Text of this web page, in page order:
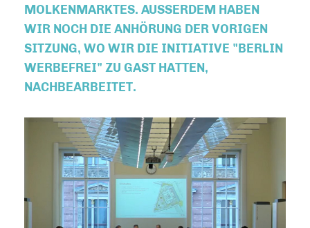
MOLKENMARKTES. AUSSERDEM HABEN W
IR NOCH DIE ANHÖRUNG DER VORIGEN S
ITZUNG, WO WIR DIE INITIATIVE "BERLIN W
ERBEFREI" ZU GAST HATTEN, N
ACHBEARBEITET.